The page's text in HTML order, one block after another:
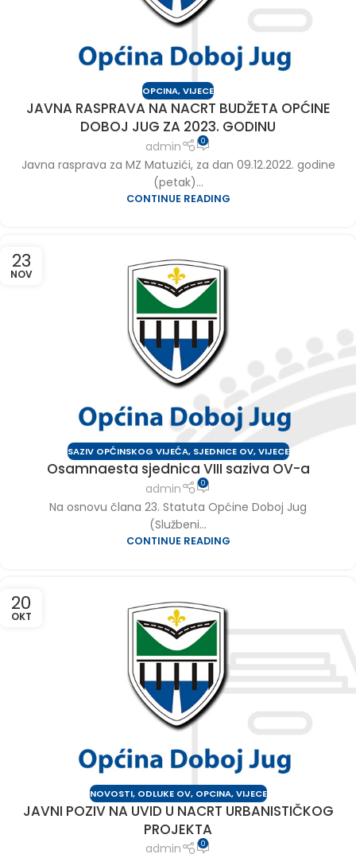
OPCINA,VIJECE
JAVNA RASPRAVA NA NACRT BUDŽETA OPĆINE
DOBOJ JUG ZA 2023. GODINU
admin 0
Javna rasprava za MZ Matuzići, za dan 09.12.2022. godine
(petak)...
CONTINUE READING
23
NOV
SAZIV OPĆINSKOG VIJEĆA, SJEDNICE OV,VIJECE
Osamnaesta sjednica VIII saziva OV-a
admin 0
Na osnovu člana 23. Statuta Općine Doboj Jug
(Službeni...
CONTINUE READING
20
OKT
NOVOSTI, ODLUKE OV, OPCINA,VIJECE
JAVNI POZIV NA UVID U NACRT URBANISTIČKOG
PROJEKTA
admin 0